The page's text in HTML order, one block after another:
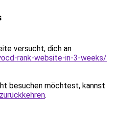
versucht, dich an
rank-website-in-3-weeks/
besuchen möchtest, kannst
.